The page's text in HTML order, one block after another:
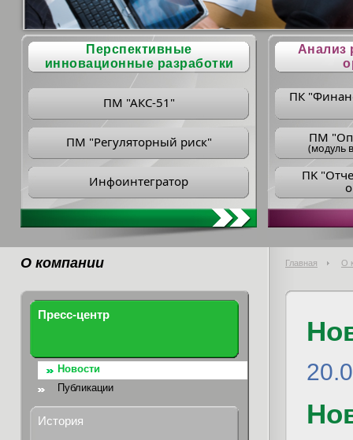
Перспективные
инновационные разработки
ПМ "АКС-51"
ПМ "Регуляторный риск"
Инфоинтегратор
Анализ
ПК
ПM
(модуль
ПK
О компании Главная О
Пресс-центр
Новости
Публикации
История